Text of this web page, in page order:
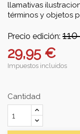
llamativas
términos y objetos
Precio edición:
29,95 €
Impuestos incluidos
Cantidad